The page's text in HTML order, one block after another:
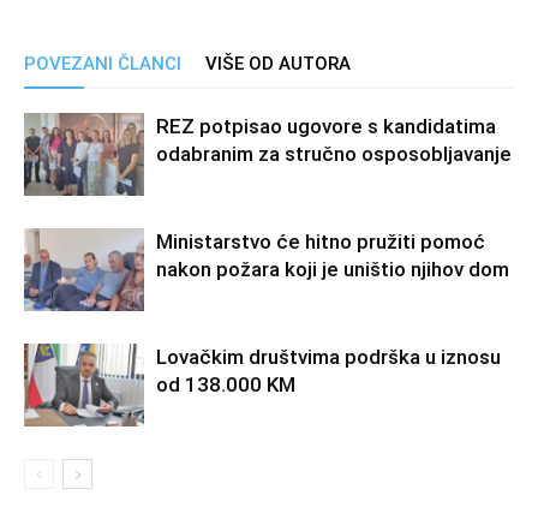
POVEZANI ČLANCI VIŠE OD AUTORA
REZ potpisao ugovore s kandidatima
odabranim za stručno osposobljavanje
Ministarstvo će hitno pružiti pomoć
nakon požara koji je uništio njihov dom
Lovačkim društvima podrška u iznosu
od 138.000 KM